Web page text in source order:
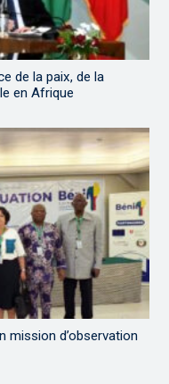
de la paix, de la
en Afrique
mission d’observation